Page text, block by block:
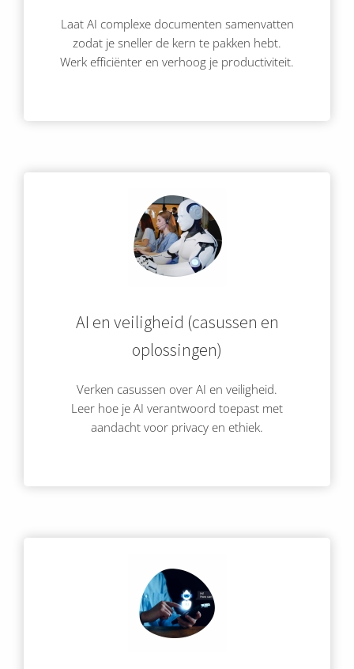
Laat AI complexe documenten samenvatten
zodat je sneller de kern te pakken hebt.
Werk efficiënter en verhoog je productiviteit.
AI en veiligheid (casussen en
oplossingen)
Verken casussen over AI en veiligheid.
Leer hoe je AI verantwoord toepast met
aandacht voor privacy en ethiek.